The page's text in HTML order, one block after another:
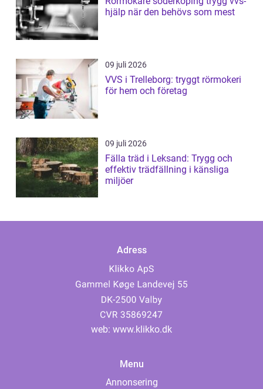
hjälp när den behövs som mest
09 juli 2026
VVS i Trelleborg: tryggt rörmokeri
för hem och företag
09 juli 2026
Fälla träd i Leksand: Trygg och
effektiv trädfällning i känsliga
miljöer
Adress
web: www.klikko.dk
Menu
Annonsering